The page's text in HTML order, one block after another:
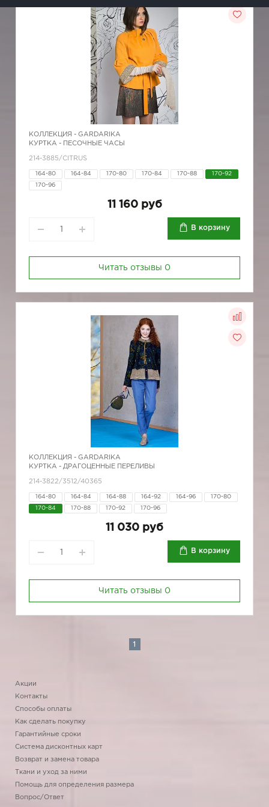
КОЛЛЕКЦИЯ - GARDARIKA
КУРТКА - ПЕСОЧНЫЕ ЧАСЫ
214-3885/CITRUS
164-80 164-84 170-80 170-84 170-88 170-92
170-96
11 160 руб
В корзину
Читать отзывы 0
КОЛЛЕКЦИЯ - GARDARIKA
КУРТКА - ДРАГОЦЕННЫЕ ПЕРЕЛИВЫ
214-3822/3512/40365
164-80 164-84 164-88 164-92 164-96 170-80
170-84 170-88 170-92 170-96
11 030 руб
В корзину
Читать отзывы 0
1
Акции
Контакты
Способы оплаты
Как сделать покупку
Гарантийные сроки
Система дисконтных карт
Возврат и замена товара
Ткани и уход за ними
Помощь для определения размера
Вопрос/Ответ